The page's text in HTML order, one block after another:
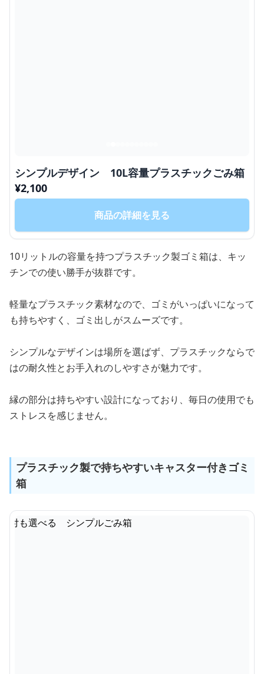
シンプルデザイン 10L容量プラスチックごみ箱
¥2,100
商品の詳細を見る
10リットルの容量を持つプラスチック製ゴミ箱は、キッ
チンでの使い勝手が抜群です。
軽量なプラスチック素材なので、ゴミがいっぱいになって
も持ちやすく、ゴミ出しがスムーズです。
シンプルなデザインは場所を選ばず、プラスチックならで
はの耐久性とお手入れのしやすさが魅力です。
縁の部分は持ちやすい設計になっており、毎日の使用でも
ストレスを感じません。
プラスチック製で持ちやすいキャスター付きゴミ
箱